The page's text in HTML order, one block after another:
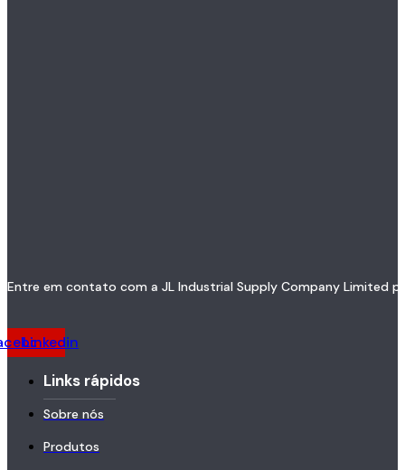
Entre em contato com a JL Industrial Supply Company Limited
Linkedin
Links rápidos
Sobre nós
Produtos